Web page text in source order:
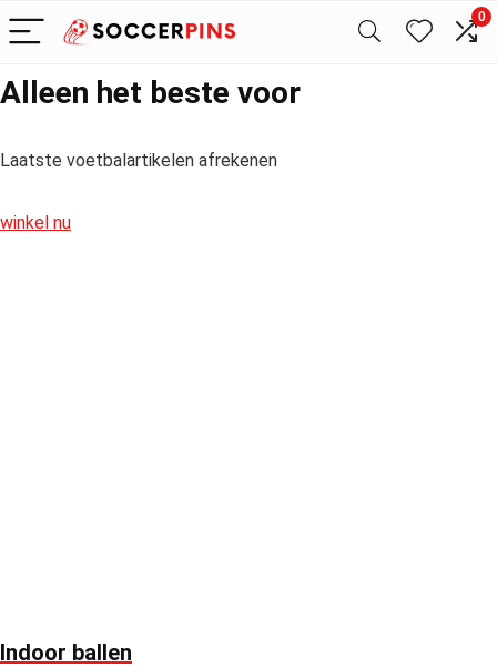
0
Alleen het beste voor
Laatste voetbalartikelen afrekenen
winkel nu
Indoor ballen